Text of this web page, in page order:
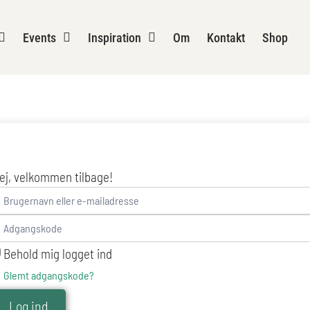
Events Inspiration Om Kontakt Shop
velkommen tilbage!
Behold mig logget ind
Glemt adgangskode?
Log ind